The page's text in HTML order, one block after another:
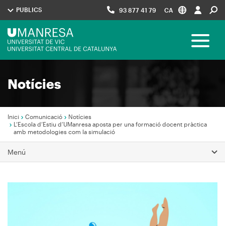
Menú
UManresa
PUBLICS 93 877 41 79 CA
Navegació
Toggle
Notícies
Fil
d'Ariadna
Inici Comunicació
Notícies
L’Escola d’Estiu d’UManresa aposta per una formació docent pràctica
amb metodologies com la simulació
Menú